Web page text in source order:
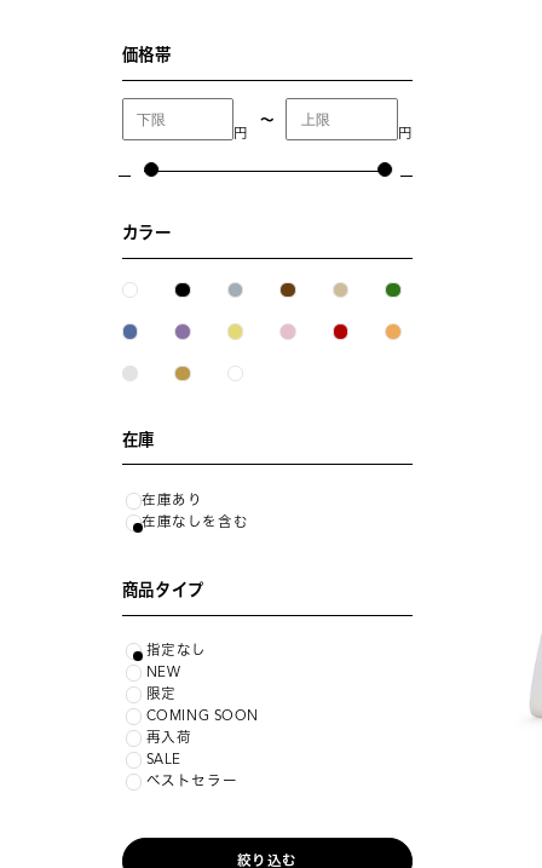
価格帯
円
〜
円
カラー
在庫
在庫あり
在庫なしを含む
商品タイプ
指定なし
NEW
限定
COMING SOON
再入荷
SALE
ベストセラー
絞り込む